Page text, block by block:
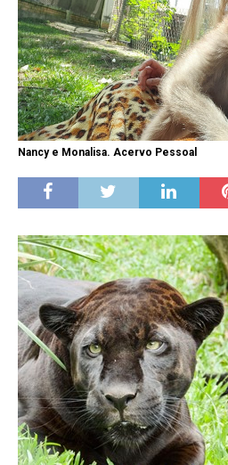
Nancy e Monalisa. Acervo Pessoal